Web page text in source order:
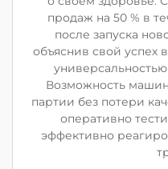
продаж на 50 % в
после запуска
объяснив свой успех
Возможность
партии без потери
оперативно
эффективно